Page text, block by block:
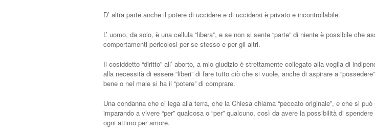
D’ altra parte anche il potere di uccidere e di uccidersi è privato e incontrollabile.
L’ uomo, da solo, è una cellula “libera”, e se non si sente “parte” di niente è possibile che
comportamenti pericolosi per se stesso e per gli altri.
Il cosiddetto “diritto” all’ aborto, a mio giudizio è strettamente collegato alla voglia di
alla necessità di essere “liberi” di fare tutto ciò che si vuole, anche di aspirare a
bene o nel male si ha il “potere” di comprare.
Una condanna che ci lega alla terra, che la Chiesa chiama “peccato originale”, e che si
imparando a vivere “per” qualcosa o “per” qualcuno, così da avere la possibilità di
ogni attimo per amore.